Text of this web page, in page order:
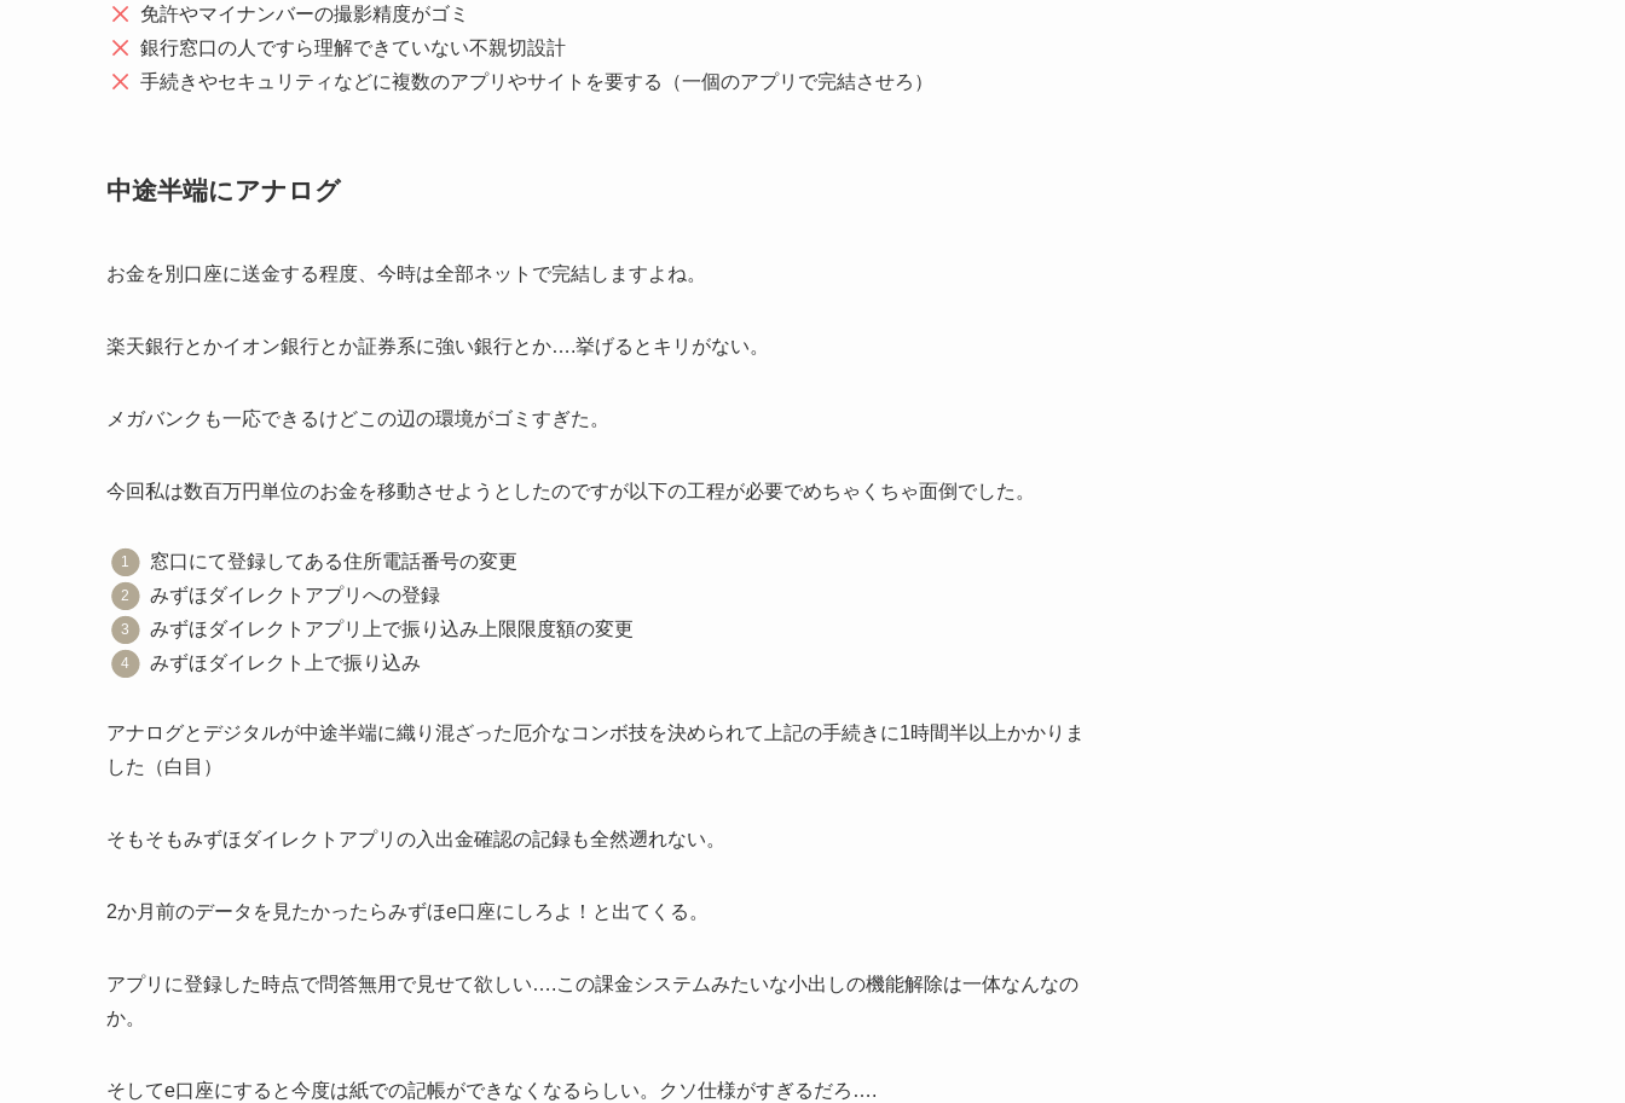
免許やマイナンバーの撮影精度がゴミ
銀行窓口の人ですら理解できていない不親切設計
手続きやセキュリティなどに複数のアプリやサイトを要する（一個のアプリで完結させろ）
中途半端にアナログ
お金を別口座に送金する程度、今時は全部ネットで完結しますよね。
楽天銀行とかイオン銀行とか証券系に強い銀行とか….挙げるとキリがない。
メガバンクも一応できるけどこの辺の環境がゴミすぎた。
今回私は数百万円単位のお金を移動させようとしたのですが以下の工程が必要でめちゃくちゃ面倒でした。
窓口にて登録してある住所電話番号の変更
みずほダイレクトアプリへの登録
みずほダイレクトアプリ上で振り込み上限限度額の変更
みずほダイレクト上で振り込み
アナログとデジタルが中途半端に織り混ざった厄介なコンボ技を決められて上記の手続きに1時間半以上かかりま
した（白目）
そもそもみずほダイレクトアプリの入出金確認の記録も全然遡れない。
2か月前のデータを見たかったらみずほe口座にしろよ！と出てくる。
アプリに登録した時点で問答無用で見せて欲しい….この課金システムみたいな小出しの機能解除は一体なんなの
か。
そしてe口座にすると今度は紙での記帳ができなくなるらしい。クソ仕様がすぎるだろ….